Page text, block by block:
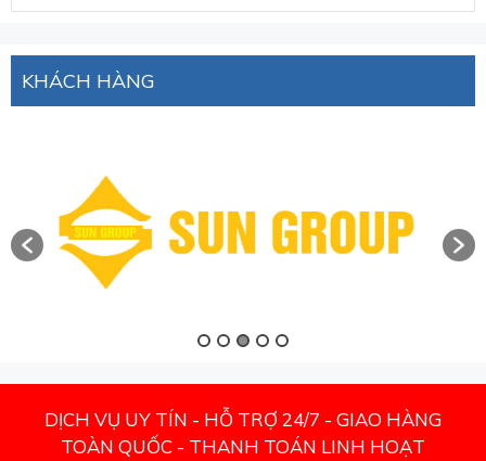
KHÁCH HÀNG
DỊCH VỤ UY TÍN - HỖ TRỢ 24/7 - GIAO HÀNG
TOÀN QUỐC - THANH TOÁN LINH HOẠT